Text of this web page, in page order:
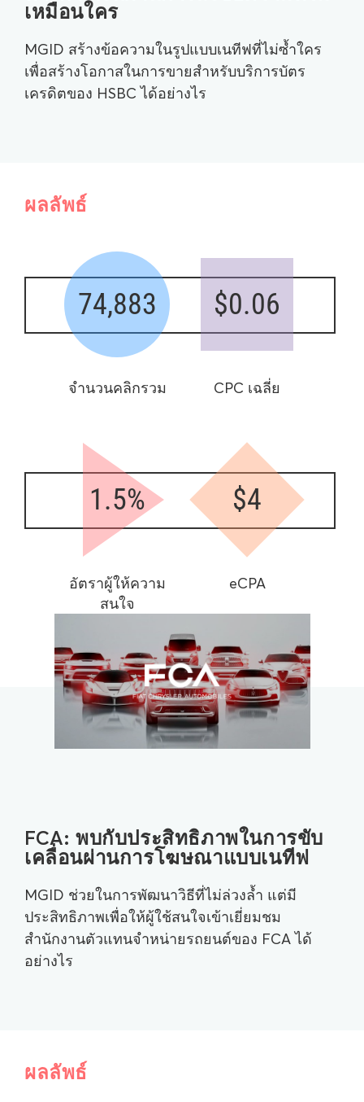
เหมือนใคร
MGID สร้างข้อความในรูปแบบเนทีฟที่ไม่ซ้ำใคร
เพื่อสร้างโอกาสในการขายสำหรับบริการบัตร
เครดิตของ HSBC ได้อย่างไร
ผลลัพธ์
74,883
จำนวนคลิกรวม
$0.06
CPC เฉลี่ย
1.5%
อัตราผู้ให้ความ
สนใจ
$4
eCPA
FCA: พบกับประสิทธิภาพในการขับ
เคลื่อนผ่านการโฆษณาแบบเนทีฟ
MGID ช่วยในการพัฒนาวิธีที่ไม่ล่วงล้ำ แต่มี
ประสิทธิภาพเพื่อให้ผู้ใช้สนใจเข้าเยี่ยมชม
สำนักงานตัวแทนจำหน่ายรถยนต์ของ FCA ได้
อย่างไร
ผลลัพธ์